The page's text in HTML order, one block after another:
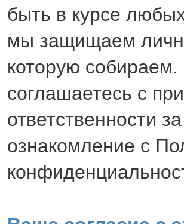
быть в курсе
мы защищаем
которую
соглашаетесь с
ответственности
ознакомление с